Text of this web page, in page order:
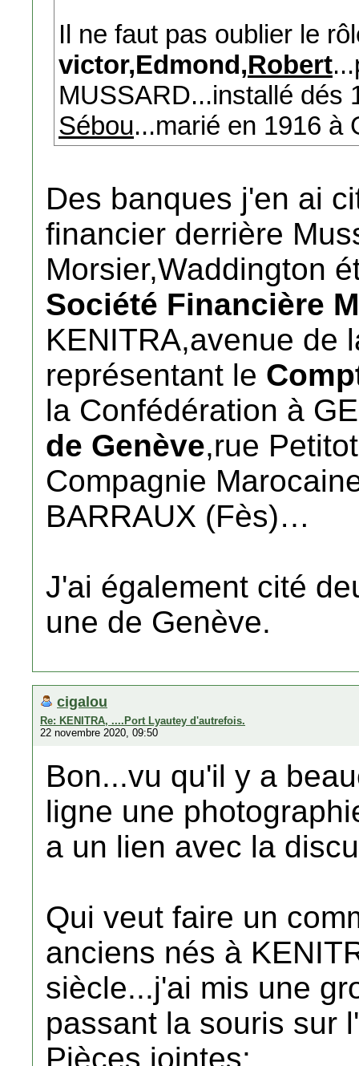
Il ne faut pas oublier le
victor,Edmond,Robert
MUSSARD...installé dés
Sébou...marié en 1916 à
Des banques j'en ai
financier derrière
Morsier,Waddington
Société Financière
KENITRA,avenue de
représentant le
la Confédération à
de Genève,rue
Compagnie
BARRAUX (Fès)…
J'ai également cité
une de Genève.
cigalou
Re: KENITRA, ....Port Lyautey d'autrefois.
22 novembre 2020, 09:50
Bon...vu qu'il y a
ligne une
a un lien avec la
Qui veut faire un
anciens nés à
siècle...j'ai mis une
passant la souris sur
Pièces jointes: